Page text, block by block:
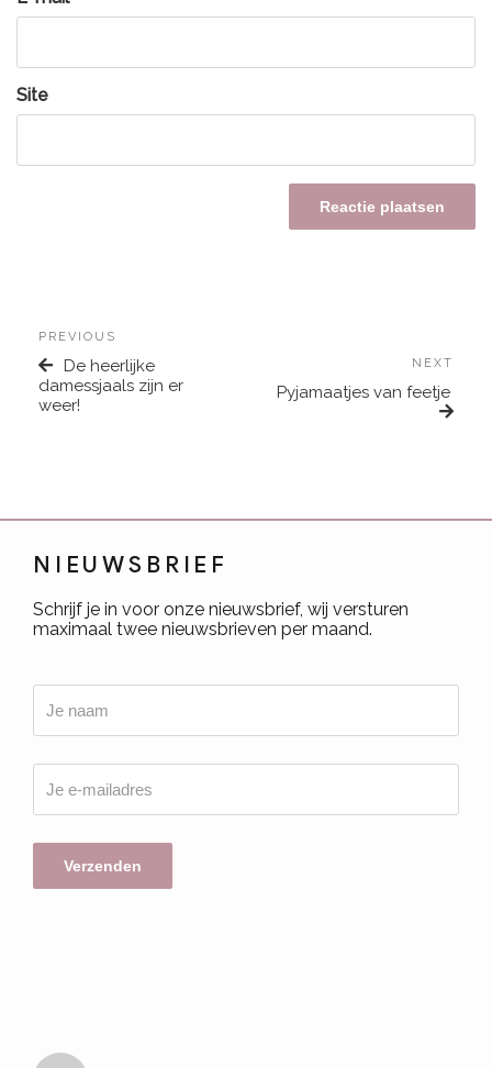
Site
PREVIOUS
De heerlijke
damessjaals zijn er
weer!
NEXT
Pyjamaatjes van feetje
NIEUWSBRIEF
Schrijf je in voor onze nieuwsbrief, wij versturen
maximaal twee nieuwsbrieven per maand.